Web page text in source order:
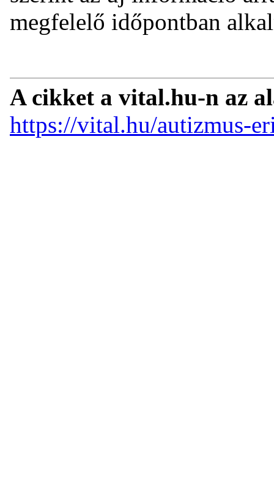
megfelelő időpontban
A cikket a vital.hu-n az
https://vital.hu/autizmus-